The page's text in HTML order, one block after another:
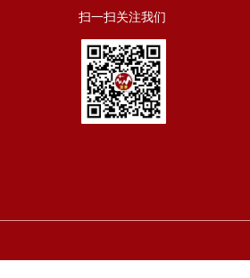
扫一扫关注我们